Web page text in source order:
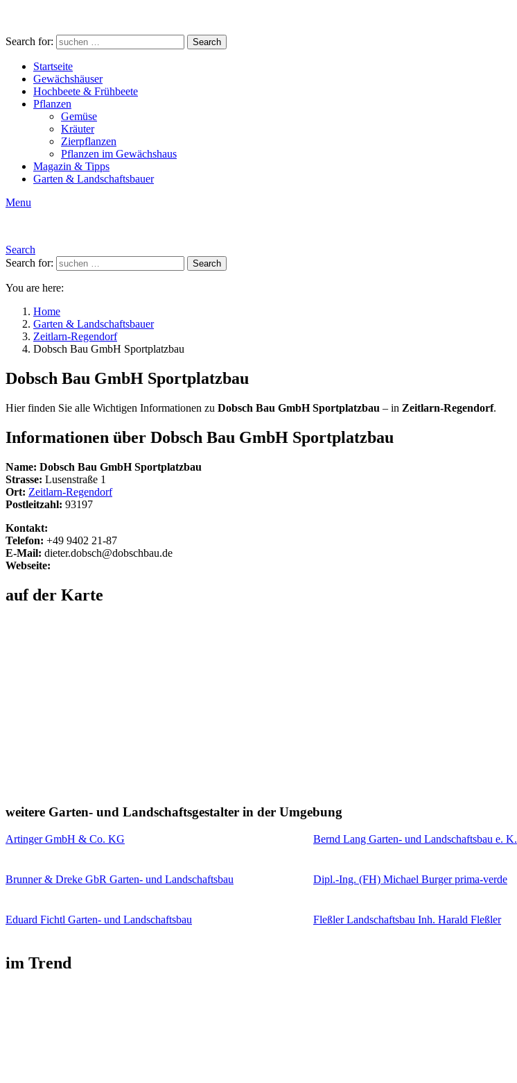
Search for: Search
Startseite
Gewächshäuser
Hochbeete & Frühbeete
Pflanzen
Gemüse
Kräuter
Zierpflanzen
Pflanzen im Gewächshaus
Magazin & Tipps
Garten & Landschaftsbauer
Menu
Search
Search for:
Search
You are here:
Home
Garten & Landschaftsbauer
Zeitlarn-Regendorf
Dobsch Bau GmbH Sportplatzbau
Dobsch Bau GmbH Sportplatzbau
Hier finden Sie alle Wichtigen Informationen zu Dobsch Bau GmbH Sportplatzbau – in Zeitlarn-Regendorf.
Informationen über Dobsch Bau GmbH Sportplatzbau
Name: Dobsch Bau GmbH Sportplatzbau
Strasse: Lusenstraße 1
Ort: Zeitlarn-Regendorf
Postleitzahl: 93197
Kontakt:
Telefon: +49 9402 21-87
E-Mail: dieter.dobsch@dobschbau.de
Webseite:
auf der Karte
weitere Garten- und Landschaftsgestalter in der Umgebung
Artinger GmbH & Co. KG Bernd Lang Garten- und Landschaftsbau e. K.
Brunner & Dreke GbR Garten- und Landschaftsbau Dipl.-Ing. (FH) Michael Burger prima-verde
Eduard Fichtl Garten- und Landschaftsbau Fleßler Landschaftsbau Inh. Harald Fleßler
im Trend